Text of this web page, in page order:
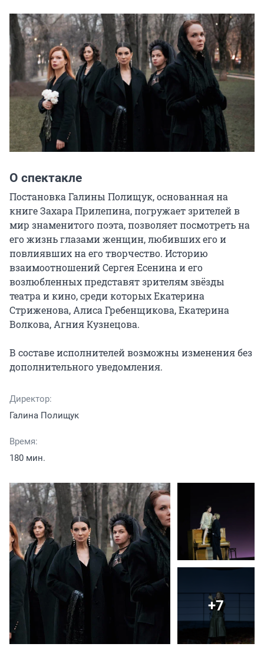
О спектакле
Постановка Галины Полищук, основанная на
книге Захара Прилепина, погружает зрителей в
мир знаменитого поэта, позволяет посмотреть на
его жизнь глазами женщин, любивших его и
повлиявших на его творчество. Историю
взаимоотношений Сергея Есенина и его
возлюбленных представят зрителям звёзды
театра и кино, среди которых Екатерина
Стриженова, Алиса Гребенщикова, Екатерина
Волкова, Агния Кузнецова.
В составе исполнителей возможны изменения без
дополнительного уведомления.
Директор:
Галина Полищук
Время:
180 мин.
+7